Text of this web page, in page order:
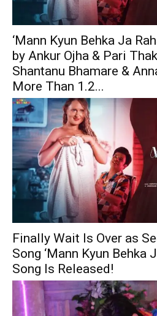
‘Mann Kyun Behka Ja
by Ankur Ojha & Pari
Shantanu Bhamare &
More Than 1.2...
Finally Wait Is Over as
Song ‘Mann Kyun Behka
Song Is Released!